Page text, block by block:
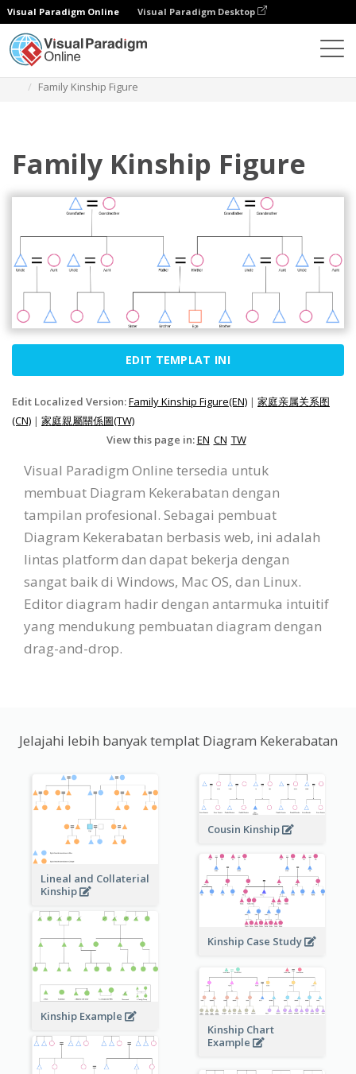
Visual Paradigm Online Visual Paradigm Desktop
Family Kinship Figure
Family Kinship Figure
EDIT TEMPLAT INI
Edit Localized Version:Family Kinship Figure(EN) | 家庭亲属关系图
(CN) | 家庭親屬關係圖(TW)
View this page in:EN CN TW
Visual Paradigm Online tersedia untuk
membuat Diagram Kekerabatan dengan
tampilan profesional. Sebagai pembuat
Diagram Kekerabatan berbasis web, ini adalah
lintas platform dan dapat bekerja dengan
sangat baik di Windows, Mac OS, dan Linux.
Editor diagram hadir dengan antarmuka intuitif
yang mendukung pembuatan diagram dengan
drag-and-drop.
Jelajahi lebih banyak templat Diagram Kekerabatan
Lineal and Collaterial
Kinship
Cousin Kinship
Kinship Case Study
Kinship Example
Kinship Chart
Example